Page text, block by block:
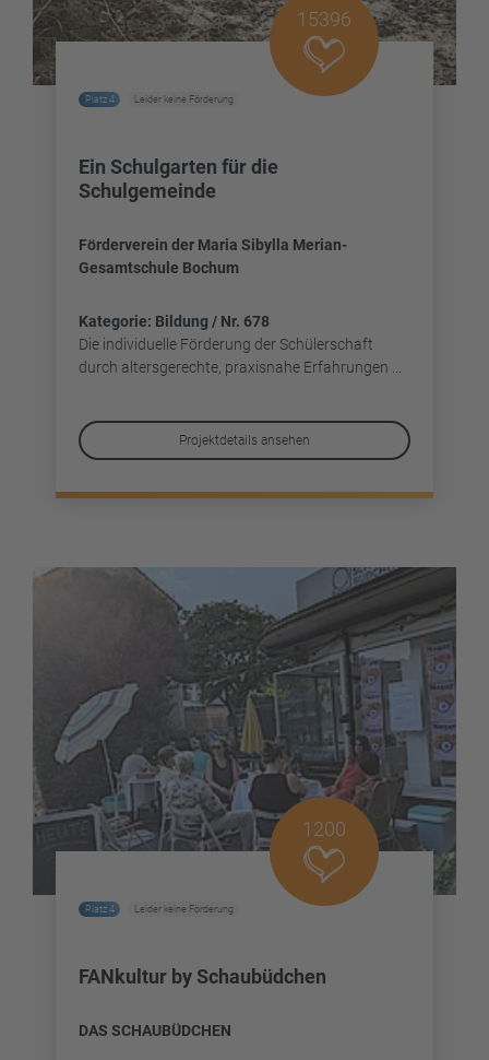
15396
Platz 4 Leider keine Förderung
Ein Schulgarten für die
Schulgemeinde
Förderverein der Maria Sibylla Merian-
Gesamtschule Bochum
Kategorie: Bildung / Nr. 678
Die individuelle Förderung der Schülerschaft
durch altersgerechte, praxisnahe Erfahrungen ...
Projektdetails ansehen
1200
Platz 4 Leider keine Förderung
FANkultur by Schaubüdchen
DAS SCHAUBÜDCHEN